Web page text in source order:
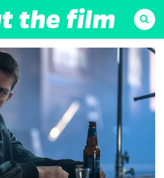
Suchen